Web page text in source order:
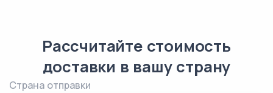
Рассчитайте стоимость
доставки в вашу страну
Страна отправки